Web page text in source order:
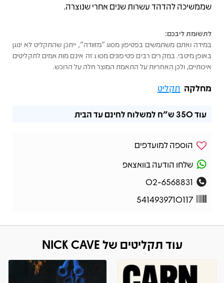
שממשיכה להדהד עשרות שנים אחרי שנוצרה.
לתשומת ליבכם:
במידה ואתם משתמשים בפטיפון מסוג "מזוודה", ייתכן שהתקליט לא ינוגן
באופן מיטבי. במקרים רבים פטיפונים מסוג זה אינם מותאמים לתקליטים
איכותיים, ולכן האחריות על התאמת המוצר חלה על הרוכש.
מחלקה תקליט
עוד350 ש"ח למשלוח לחינם עד הבית
הוספה למועדפים
שלחו הודעה בוואצאפ
02-6568831
5414939710117
עוד תקליטים של NICK CAVE